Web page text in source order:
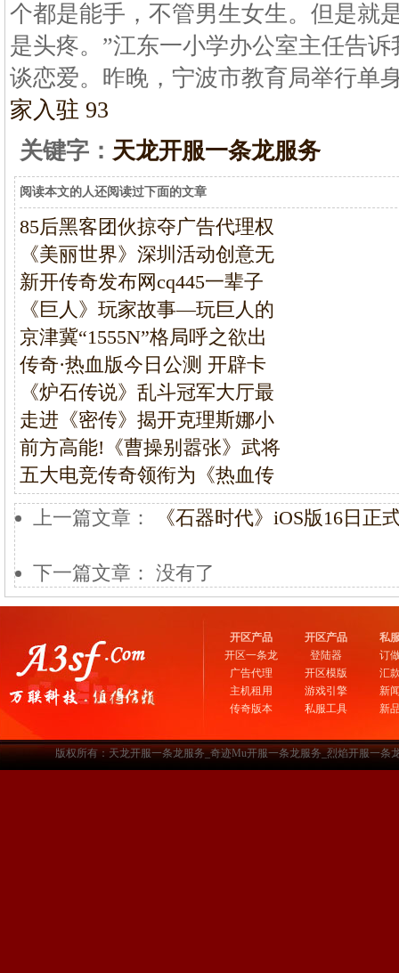
个都是能手，不管男生女生。但是就
是头疼。”江东一小学办公室主任告
谈恋爱。昨晚，宁波市教育局举行单
家入驻 93
关键字： 天龙开服一条龙服务
阅读本文的人还阅读过下面的文章
85后黑客团伙掠夺广告代理权
《美丽世界》深圳活动创意无
新开传奇发布网cq445一辈子
《巨人》玩家故事—玩巨人的
京津冀“1555N”格局呼之欲出
传奇·热血版今日公测 开辟卡
《炉石传说》乱斗冠军大厅最
走进《密传》揭开克理斯娜小
前方高能!《曹操别嚣张》武将
五大电竞传奇领衔为《热血传
上一篇文章：
《石器时代》iOS版16日正
下一篇文章： 没有了
开区产品
开区一条龙
广告代理
主机租用
传奇版本
开区产品
登陆器
开区模版
游戏引擎
私服工具
私
订
汇
新
新
版权所有：天龙开服一条龙服务_奇迹Mu开服一条龙服务_烈焰开服一条